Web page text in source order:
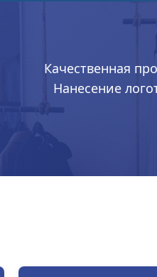
Качественная
Нанесение